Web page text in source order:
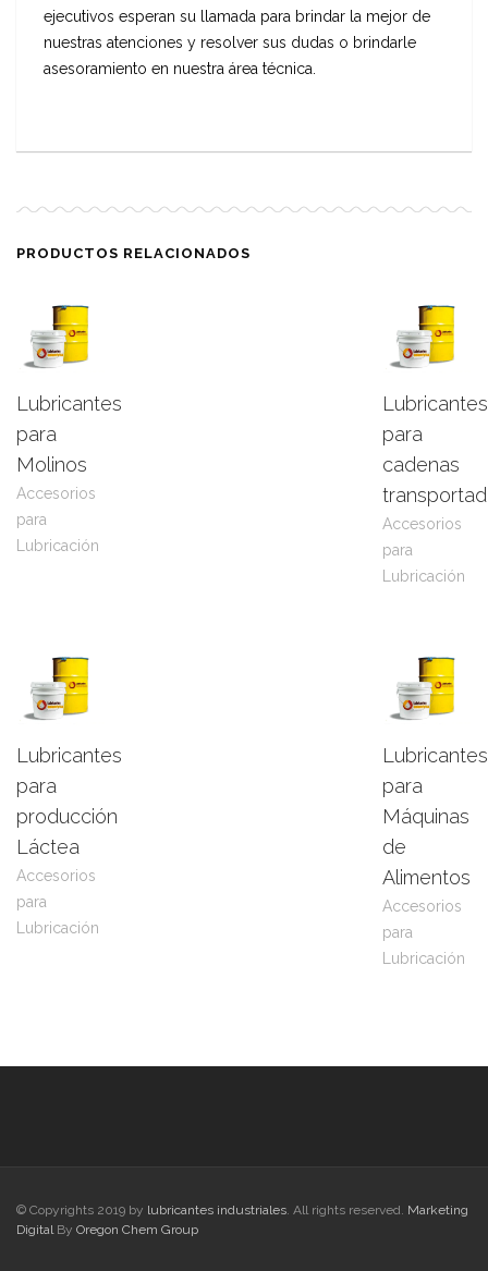
ejecutivos esperan su llamada para brindar la mejor de
nuestras atenciones y resolver sus dudas o brindarle
asesoramiento en nuestra área técnica.
PRODUCTOS RELACIONADOS
Lubricantes
para
Molinos
Accesorios
para
Lubricación
Lubricantes
para
cadenas
Accesorios
para
Lubricación
Lubricantes
para
producción
Láctea
Accesorios
para
Lubricación
Lubricantes
para
Máquinas
de
Alimentos
Accesorios
para
Lubricación
© Copyrights 2019 by lubricantes industriales . All rights reserved. Marketing
Digital By Oregon Chem Group